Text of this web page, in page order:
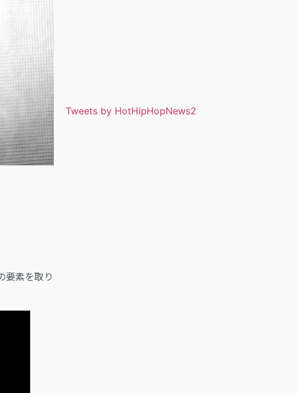
要素を取り
Tweets by HotHipHopNews2